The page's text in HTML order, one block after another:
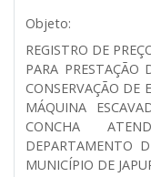
Objeto:
REGISTRO DE
PARA PRESTAÇÃO
CONSERVAÇÃO DE
MÁQUINA
CONCHA
DEPARTAMENTO
MUNICÍPIO DE